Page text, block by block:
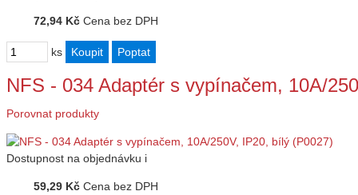
72,94 Kč Cena bez DPH
ks
NFS - 034 Adaptér s vypínačem, 10A/
Porovnat produkty
Dostupnost na objednávku i
59,29 Kč Cena bez DPH